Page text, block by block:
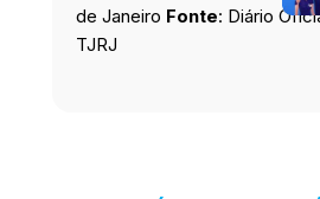
de Janeiro Fonte: Diário
TJRJ